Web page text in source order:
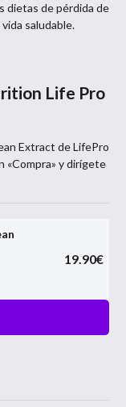
dietas de pérdida de
saludable.
Life Pro
Extract deLifePro
«Compra» y dirígete
19.90€